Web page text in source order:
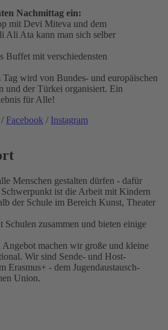
Nachmittag ein:
mit Devi Miteva und dem
Ali Ata kann man sich selber
Buffet mit verschiedensten
Tag wird von Bundes- und europäischen
und der Türkei organisiert. Ein
für Alle!
/ Facebook / Instagram
Menschen gestalten dürfen - dafür
ist die Arbeit mit Kindern
der Schule im Bereich Kunst, Theater
Schulen zusammen und bieten einige
Angebot machen wir große und kleine
Wir sind Sende- und Host-
Erasmus+ - dem Jugendaustausch-
Union.